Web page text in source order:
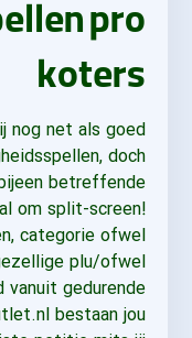
pro
koters
nog net als goed
doch
betreffende
om split-screen!
categorie ofwel
plu/ofwel
gedurende
bestaan jou